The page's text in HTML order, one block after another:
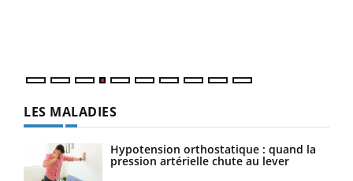
LES MALADIES
Hypotension orthostatique : quand la
pression artérielle chute au lever